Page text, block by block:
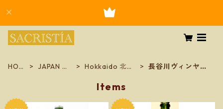
HOM
JAPAN 日
Hokkaido 北海
長谷川ヴィンヤー
Items